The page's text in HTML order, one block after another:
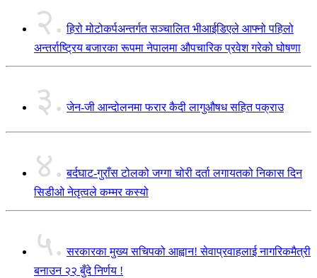
२. हिरो मोटोकर्पअन्तर्गत सञ्चालित भीआईडिएले आफ्नो पहिलो
अन्तर्राष्ट्रिय बजारका रूपमा नेपालमा औपचारिक प्रवेश गरेको घोषणा
३. जेन-जी आन्दोलनमा फरार कैदी लागुऔषध सहित पक्राउ
४. बर्दघाट-गुराँस टोलको जग्गा चोरी दर्ता लगायतको निकास दिन
सिडीओ नेतृत्वले कम्मर कस्यो
५. सरकारका मुख्य सचिपको आह्वान! सेवाप्रवाहलाई नागरिकमैत्री
बनाउन २२ बुँदे निर्णय !